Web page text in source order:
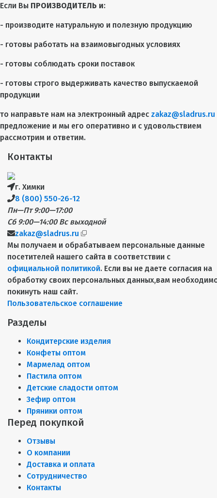
Если Вы ПРОИЗВОДИТЕЛЬ и:
- производите натуральную и полезную продукцию
- готовы работать на взаимовыгодных условиях
- готовы соблюдать сроки поставок
- готовы строго выдерживать качество выпускаемой
продукции
то направьте нам на электронный адрес zakaz@sladrus.ru
предложение и мы его оперативно и с удовольствием
рассмотрим и ответим.
Контакты
г. Химки
8 (800) 550-26-12
Пн—Пт 9:00—17:00
Сб 9:00—14:00 Вс выходной
zakaz@sladrus.ru
Мы получаем и обрабатываем персональные данные
посетителей нашего сайта в соответствии с
официальной политикой. Если вы не даете согласия на
обработку своих персональных данных,вам
покинуть наш сайт.
Пользовательское соглашение
Разделы
Кондитерские изделия
Конфеты оптом
Мармелад оптом
Пастила оптом
Детские сладости оптом
Зефир оптом
Пряники оптом
Перед покупкой
Отзывы
О компании
Доставка и оплата
Сотрудничество
Контакты